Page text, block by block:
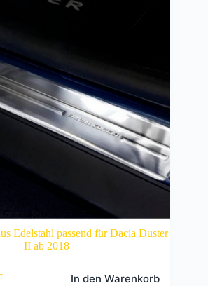
Edelstahl passend für Dacia Duster
II ab 2018
In den Warenkorb